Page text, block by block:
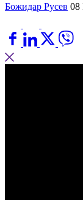
Божидар Русев 08